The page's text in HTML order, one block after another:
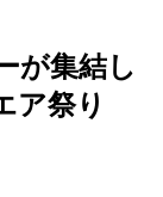
が集結し
ア祭り